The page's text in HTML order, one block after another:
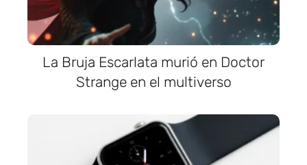
La Bruja Escarlata murió en Doctor
Strange en el multiverso